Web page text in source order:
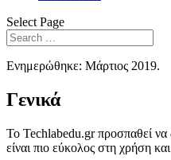
Select Page
Ενημερώθηκε: Μάρτιος 2019.
Γενικά
Το Techlabedu.gr προσπαθεί να
είναι πιο εύκολος στη χρήση